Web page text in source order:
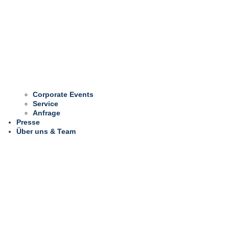
Corporate Events
Service
Anfrage
Presse
Über uns & Team